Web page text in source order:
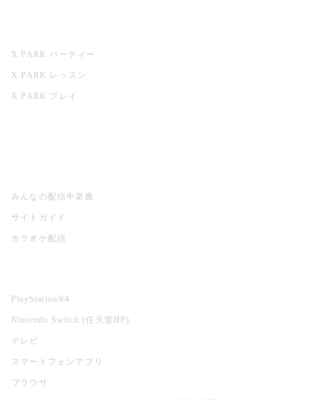
X PARK パーティー
X PARK レッスン
X PARK プレイ
みんなの配信中楽曲
サイトガイド
カラオケ配信
PlayStation®4
Nintendo Switch (任天堂HP)
テレビ
スマートフォンアプリ
ブラウザ